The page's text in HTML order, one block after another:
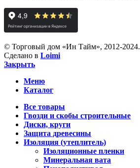
© Торговый дом «Ин Тайм», 2012-2024.
Сделано в Loimi
Закрыть
Меню
Каталог
Все товары
Гвозди и скобы строительные
Диски, круги
Защита древесины
Изоляция (утеплитель)
Изоляционные пленки
Минеральная вата